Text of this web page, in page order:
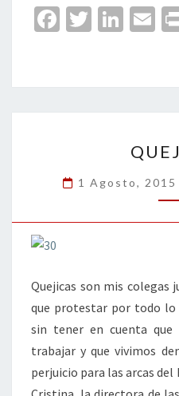
Fa
o
o
T
er
Li
dI
n
E
l
1 Agosto,
Quejicas son mis colegas
que protestar por todo lo
sin tener en cuenta que
trabajar y que vivimos
perjuicio para las arcas